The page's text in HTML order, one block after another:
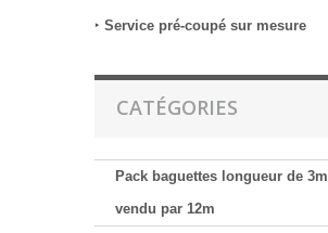
‣ Service pré-coupé sur mesure
CATÉGORIES
Pack baguettes longueur de 3m
vendu par 12m